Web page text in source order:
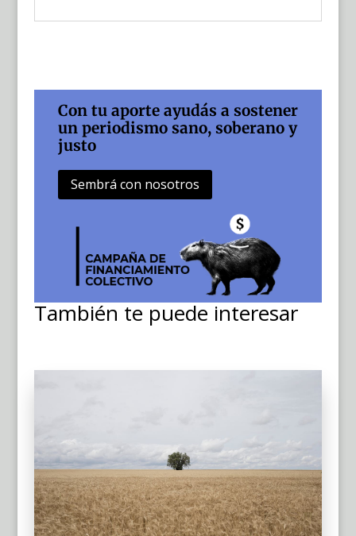
Con tu aporte ayudás a sostener
un periodismo sano, soberano y
justo
Sembrá con nosotros
También te puede interesar